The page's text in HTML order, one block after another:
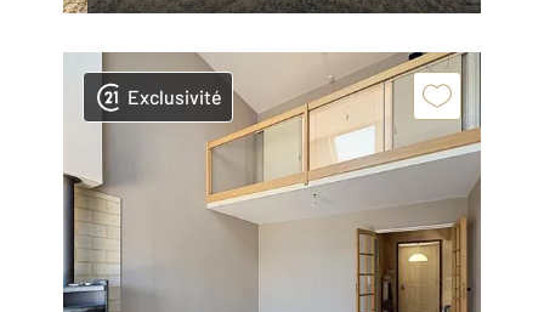
Exclusivité